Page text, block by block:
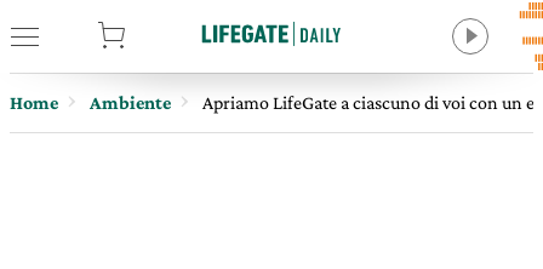
Home Ambiente Apriamo LifeGate a ciascuno di voi con un